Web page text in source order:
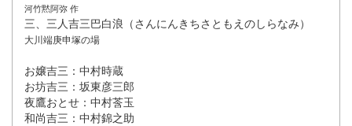
河竹黙阿弥 作
三、三人吉三巴白浪（さんにんきちさともえのしらなみ）
大川端庚申塚の場
お嬢吉三：中村時蔵
お坊吉三：坂東彦三郎
夜鷹おとせ：中村莟玉
和尚吉三：中村錦之助